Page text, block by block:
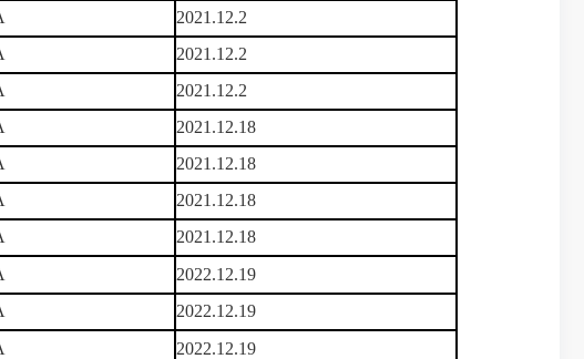
2021.12.2
2021.12.2
2021.12.2
2021.12.18
2021.12.18
2021.12.18
2021.12.18
2022.12.19
2022.12.19
2022.12.19